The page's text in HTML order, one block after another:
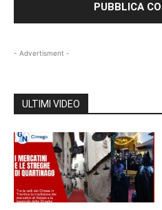
- Advertisment -
ULTIMI VIDEO